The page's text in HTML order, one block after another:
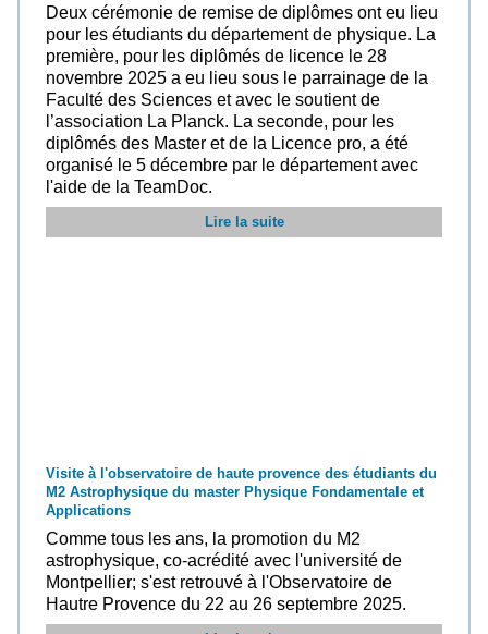
Deux cérémonie de remise de diplômes ont eu lieu
pour les étudiants du département de physique. La
première, pour les diplômés de licence le 28
novembre 2025 a eu lieu sous le parrainage de la
Faculté des Sciences et avec le soutient de
l’association La Planck. La seconde, pour les
diplômés des Master et de la Licence pro, a été
organisé le 5 décembre par le département avec
l'aide de la TeamDoc.
Lire la suite
Visite à l'observatoire de haute provence des étudiants du
M2 Astrophysique du master Physique Fondamentale et
Applications
Comme tous les ans, la promotion du M2
astrophysique, co-acrédité avec l'université de
Montpellier; s'est retrouvé à l'Observatoire de
Hautre Provence du 22 au 26 septembre 2025.